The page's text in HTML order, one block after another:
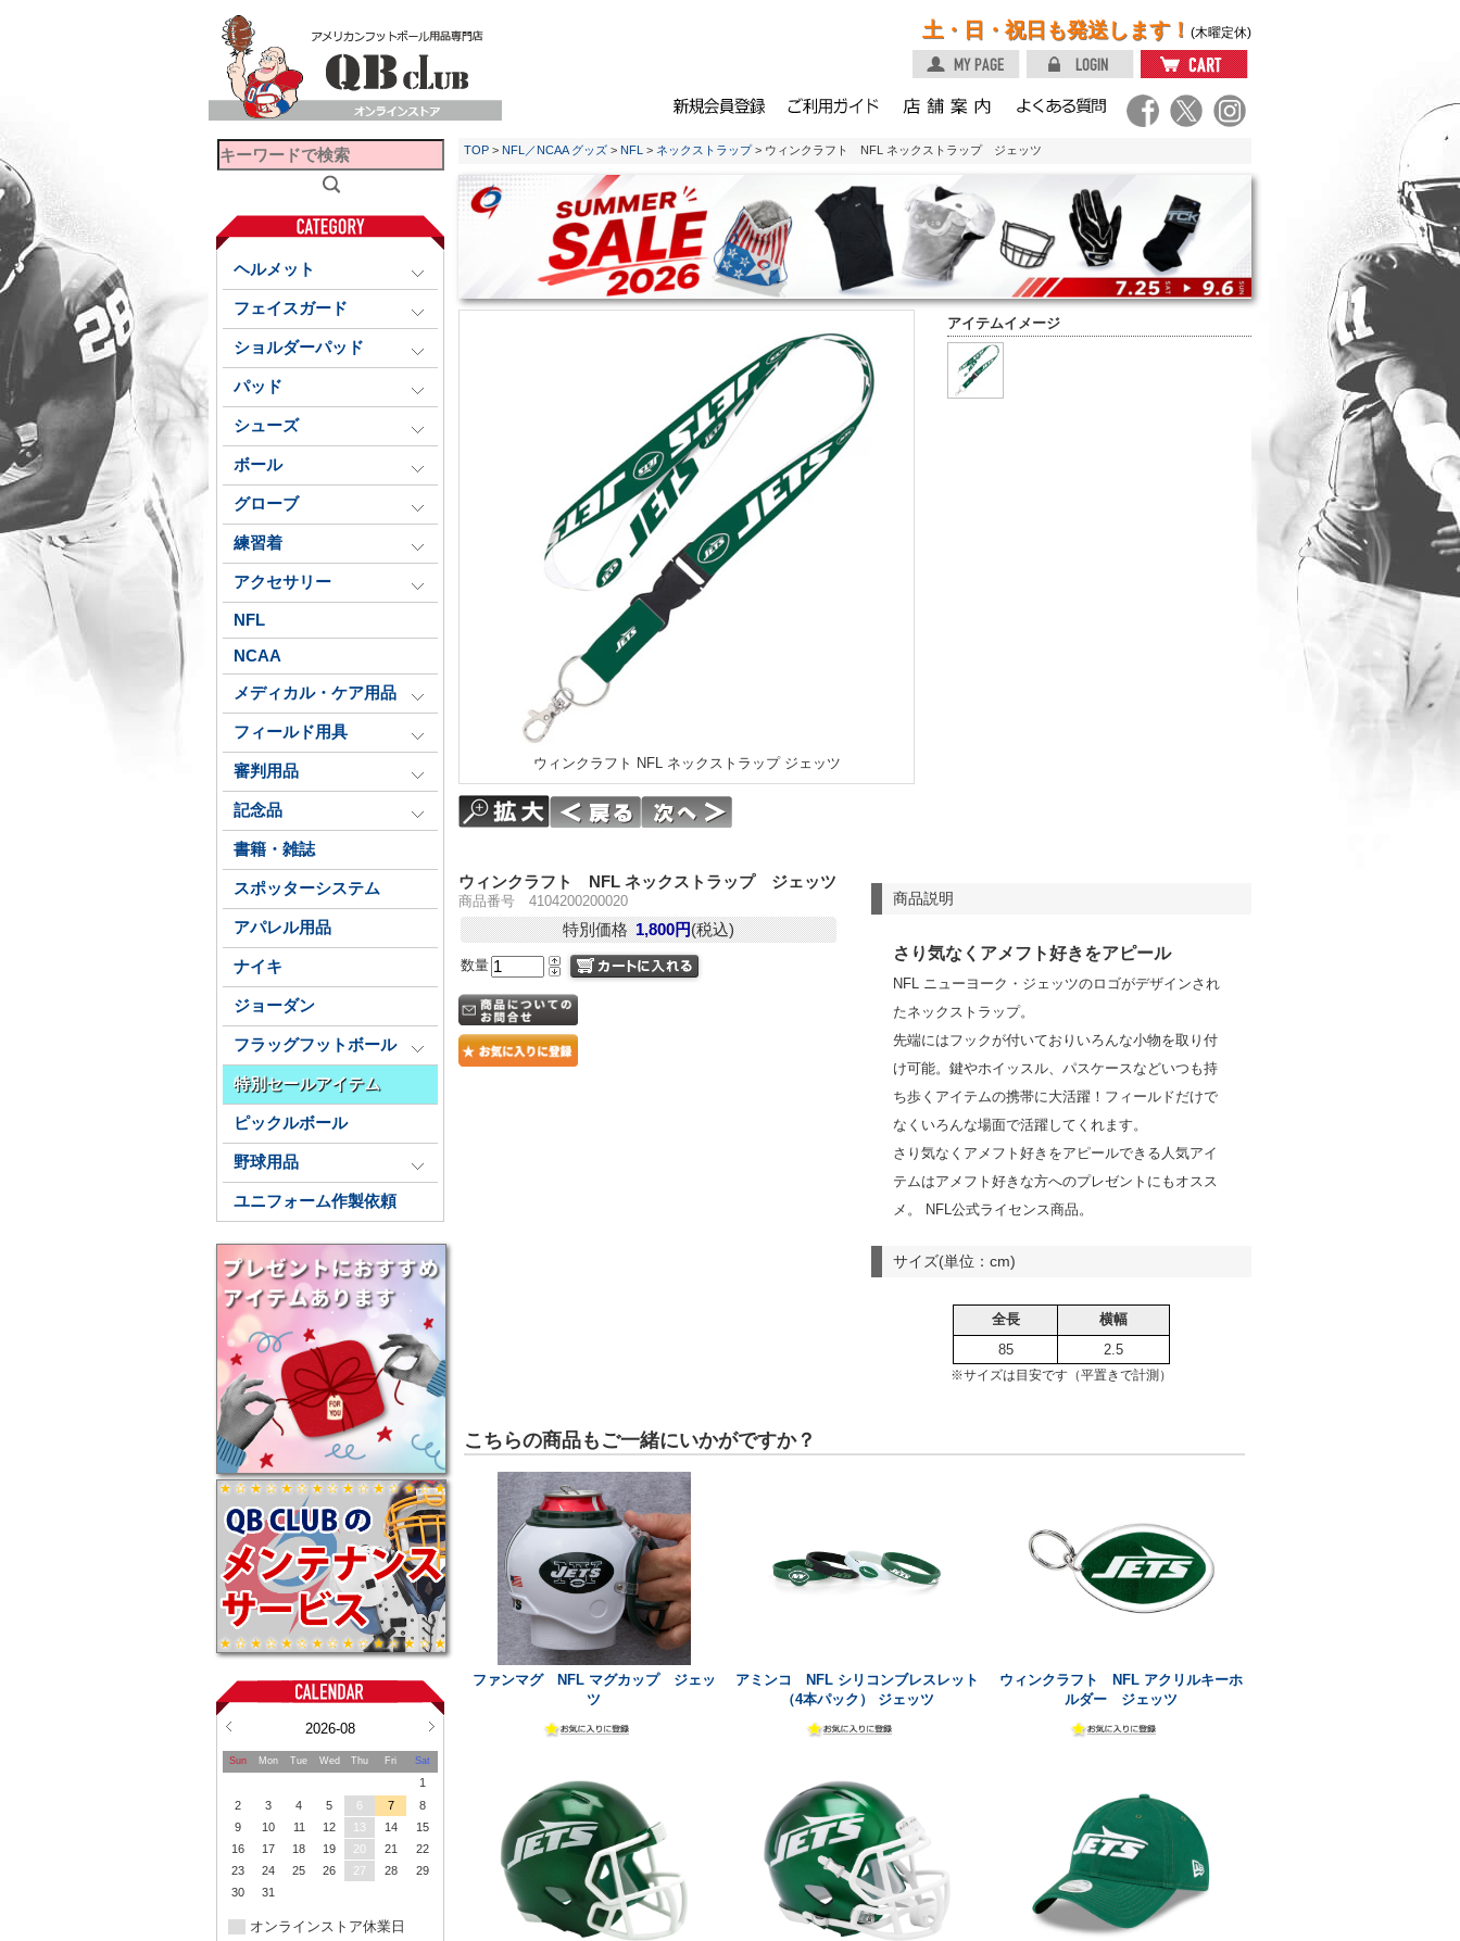
土・日・祝日も発送します！ (木曜定休)
ヘルメット
フェイスガード
ショルダーパッド
パッド
シューズ
ボール
グローブ
練習着
アクセサリー
NFL
NCAA
メディカル・ケア用品
フィールド用具
審判用品
記念品
書籍・雑誌
スポッターシステム
アパレル用品
ナイキ
ジョーダン
フラッグフットボール
特別セールアイテム
ピックルボール
野球用品
ユニフォーム作製依頼
2026-08
Sun Mon Tue Wed Thu Fri Sat
1
2
3 4 5 6 7
8
9
10 11 12 13 14
15
16
17 18 19 20 21
22
23
24 25 26 27 28
29
30
31
オンラインストア休業日
TOP > NFL／NCAA グッズ > NFL > ネックストラップ> ウィンクラフト NFL ネックストラップ ジェッツ
アイテムイメージ
ウィンクラフト NFL ネックストラップ ジェッツ
商品説明
さり気なくアメフト好きをアピール
NFL ニューヨーク・ジェッツのロゴがデザインされ
たネックストラップ。
先端にはフックが付いておりいろんな小物を取り付
け可能。鍵やホイッスル、パスケースなどいつも持
ち歩くアイテムの携帯に大活躍！フィールドだけで
なくいろんな場面で活躍してくれます。
さり気なくアメフト好きをアピールできる人気アイ
テムはアメフト好きな方へのプレゼントにもオスス
メ。 NFL公式ライセンス商品。
サイズ(単位：cm)
全長
横幅
85
2.5
※サイズは目安です（平置きで計測）
ウィンクラフト NFL ネックストラップ ジェッツ
商品番号 4104200200020
特別価格 1,800円(税込)
数量
こちらの商品もご一緒にいかがですか？
ファンマグ NFL マグカップ ジェッ
ツ
アミンコ NFL シリコンブレスレット
（4本パック） ジェッツ
ウィンクラフト NFL アクリルキーホ
ルダー ジェッツ